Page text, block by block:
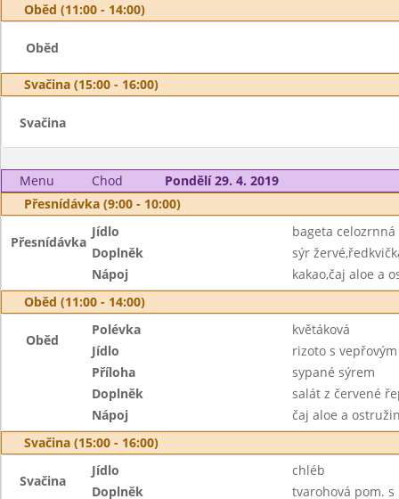
Oběd (11:00 - 14:00)
Oběd
Svačina (15:00 - 16:00)
Svačina
Menu Chod
Pondělí 29. 4. 2019
Přesnídávka (9:00 - 10:00)
Přesnídávka
Jídlo
bageta celozrnná
Doplněk
sýr
Nápoj
kakao,čaj aloe a
Oběd (11:00 - 14:00)
Oběd
Polévka
květáková
Jídlo
rizoto s
Příloha
sypané sýrem
Doplněk
salát z červené
Nápoj
čaj aloe a
Svačina (15:00 - 16:00)
Svačina
Jídlo
chléb
Doplněk
tvarohová pom.